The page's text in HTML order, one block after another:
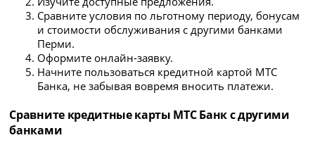
Сравните условия по льготному периоду, бонусам
и стоимости обслуживания с другими банками
Перми.
Оформите онлайн-заявку.
Начните пользоваться кредитной картой МТС
Банка, не забывая вовремя вносить платежи.
Сравните кредитные карты МТС Банк с другими
банками